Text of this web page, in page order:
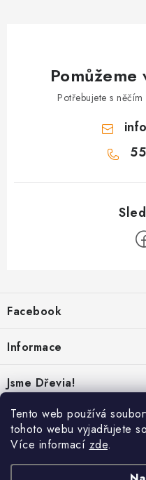
Tento web používá
tohoto webu vyjadřujete
Více informací zde.
Pomůžeme
Potřebujete s
info
p
a
Facebook
Informace
Reklamace & vrácení
Jsme Dřevia!
Kontakt
Náš příběh
Udržitelnost